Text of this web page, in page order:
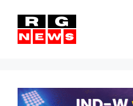
content